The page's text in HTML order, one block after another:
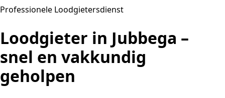
Professionele Loodgietersdienst
Loodgieter in Jubbega –
snel en vakkundig
geholpen